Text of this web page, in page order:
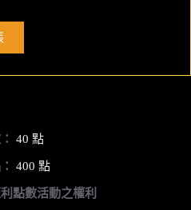
40 點
400 點
點數活動之權利